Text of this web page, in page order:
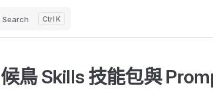
Search K
候鳥 Skills 技能包與